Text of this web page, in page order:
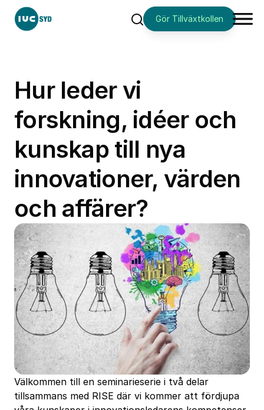
SökGör Tillväxtkollen
Hur leder vi
forskning, idéer och
kunskap till nya
innovationer, värden
och affärer?
Välkommen till en seminarieserie i två delar
tillsammans med RISE där vi kommer att fördjupa